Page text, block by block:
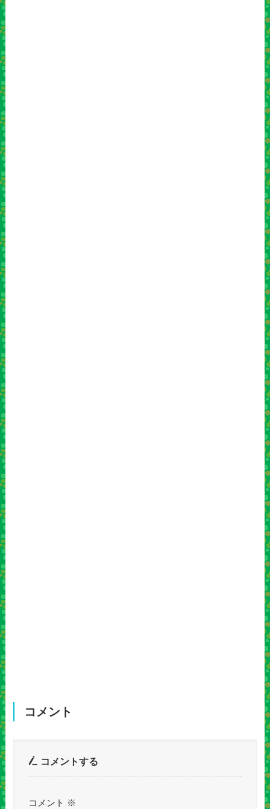
コメント
コメントする
コメント ※